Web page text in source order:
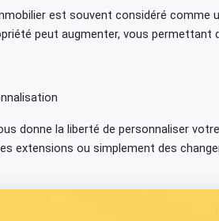
est souvent considéré comme
peut augmenter, vous permettant
donne la liberté de personnaliser
extensions ou simplement des